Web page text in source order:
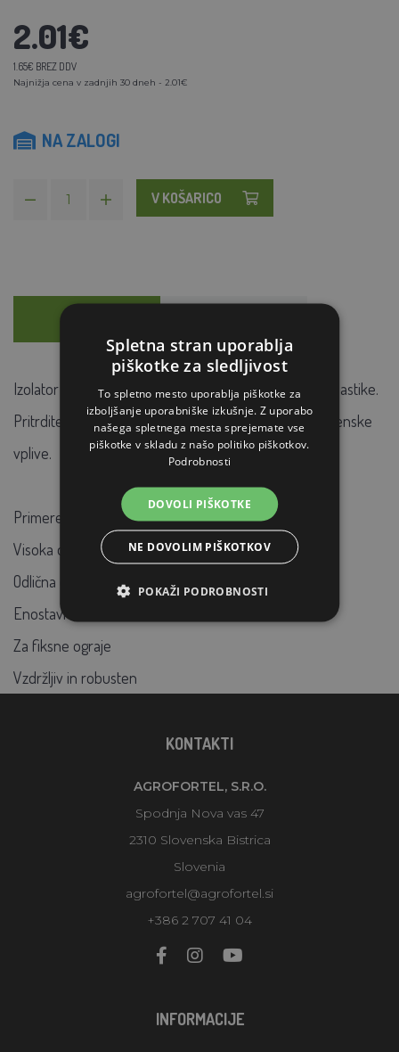
2.01€
1.65€ BREZ DDV
Najnižja cena v zadnjih 30 dneh - 2.01€
NA ZALOGI
V KOŠARICO
Izolator za neprekinjen vod iz kakovostne armirane plastike.
Pritrditev izolatorja z vijaki ali žeblji. Odporen na vremenske
vplive.
Primeren za neprekinjeno upravljanje
Visoka odpornost na UV sevanje
Odlična električna izolacija
Enostavna namestitev
Za fiksne ograje
Vzdržljiv in robusten
KONTAKTI
AGROFORTEL, S.R.O.
Spodnja Nova vas 47
2310 Slovenska Bistrica
Slovenia
agrofortel@agrofortel.si
+386 2 707 41 04
INFORMACIJE
Spletna stran uporablja
piškotke za sledljivost
To spletno mesto uporablja piškotke za
izboljšanje uporabniške izkušnje. Z uporabo
našega spletnega mesta sprejemate vse
piškotke v skladu z našo politiko piškotkov.
Podrobnosti
DOVOLI PIŠKOTKE
NE DOVOLIM PIŠKOTKOV
POKAŽI PODROBNOSTI